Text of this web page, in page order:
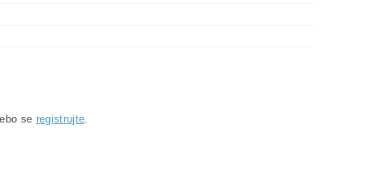
se registrujte.